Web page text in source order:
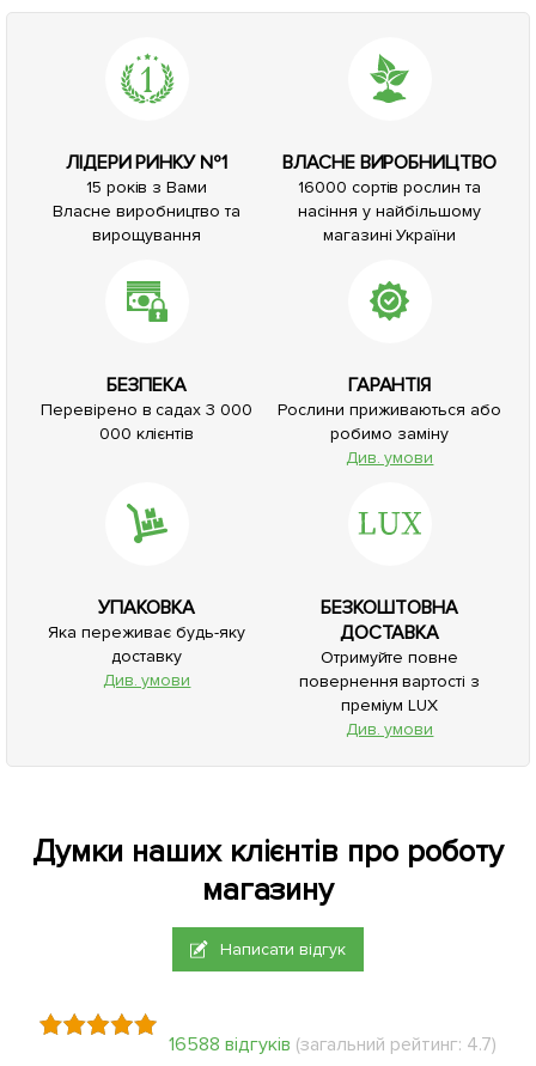
ЛІДЕРИ РИНКУ №1
15 років з Вами
Власне виробництво та
вирощування
ВЛАСНЕ ВИРОБНИЦТВО
16000 сортів рослин та
насіння у найбільшому
магазині України
БЕЗПЕКА
Перевірено в садах 3 000
000 клієнтів
ГАРАНТІЯ
Рослини приживаються або
робимо заміну
Див. умови
УПАКОВКА
Яка переживає будь-яку
доставку
Див. умови
БЕЗКОШТОВНА
ДОСТАВКА
Отримуйте повне
повернення вартості з
преміум LUX
Див. умови
Думки наших клієнтів про роботу
магазину
Написати відгук
16588 відгуків (загальний рейтинг: 4.7)